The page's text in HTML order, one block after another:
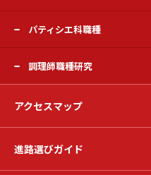
パティシエ科職種
調理師職種研究
アクセスマップ
進路選びガイド